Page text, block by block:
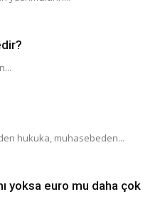
hukuka, muhasebeden...
yoksa euro mu daha çok